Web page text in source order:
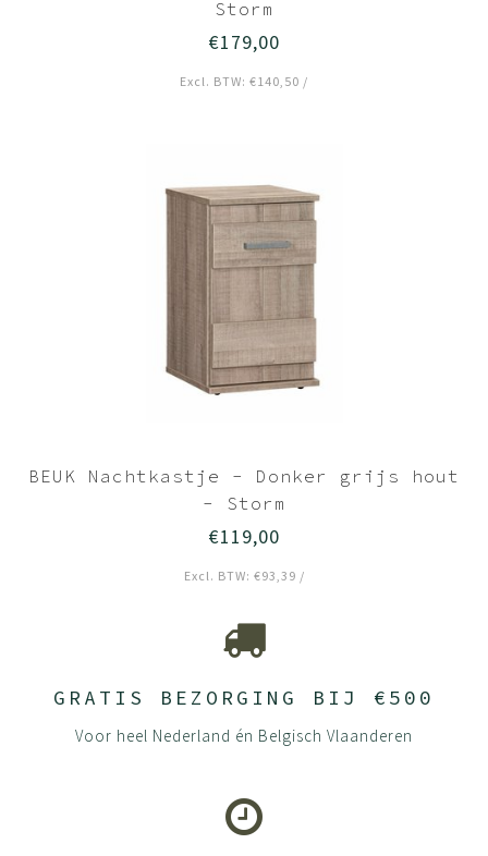
Storm
€179,00
Excl. BTW: €140,50 /
BEUK Nachtkastje - Donker grijs hout
- Storm
€119,00
Excl. BTW: €93,39 /
GRATIS BEZORGING BIJ €500
Voor heel Nederland én Belgisch Vlaanderen